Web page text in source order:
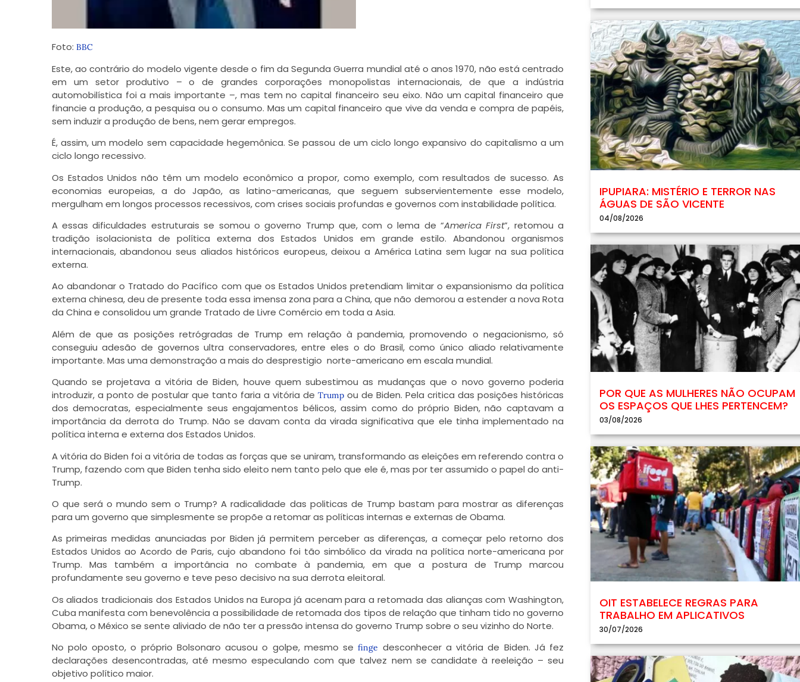
Foto: BBC
Este, ao contrário do modelo vigente desde o fim da Segunda Guerra mundial até o anos 1970, não está centrado
em um setor produtivo – o de grandes corporações monopolistas internacionais, de que a indústria
automobilística foi a mais importante –, mas tem no capital financeiro seu eixo. Não um capital financeiro que
financie a produção, a pesquisa ou o consumo. Mas um capital financeiro que vive da venda e compra de papéis,
sem induzir a produção de bens, nem gerar empregos.
É, assim, um modelo sem capacidade hegemônica. Se passou de um ciclo longo expansivo do capitalismo a um
ciclo longo recessivo.
Os Estados Unidos não têm um modelo econômico a propor, como exemplo, com resultados de sucesso. As
economias europeias, a do Japão, as latino-americanas, que seguem subservientemente esse modelo,
mergulham em longos processos recessivos, com crises sociais profundas e governos com instabilidade política.
A essas dificuldades estruturais se somou o governo Trump que, com o lema de “America First”, retomou a
tradição isolacionista de política externa dos Estados Unidos em grande estilo. Abandonou organismos
internacionais, abandonou seus aliados históricos europeus, deixou a América Latina sem lugar na sua política
externa.
Ao abandonar o Tratado do Pacífico com que os Estados Unidos pretendiam limitar o expansionismo da política
externa chinesa, deu de presente toda essa imensa zona para a China, que não demorou a estender a nova Rota
da China e consolidou um grande Tratado de Livre Comércio em toda a Asia.
Além de que as posições retrógradas de Trump em relação à pandemia, promovendo o negacionismo, só
conseguiu adesão de governos ultra conservadores, entre eles o do Brasil, como único aliado relativamente
importante. Mas uma demonstração a mais do desprestigio norte-americano em escala mundial.
Quando se projetava a vitória de Biden, houve quem subestimou as mudanças que o novo governo poderia
introduzir, a ponto de postular que tanto faria a vitória de Trumpou de Biden. Pela critica das posições históricas
dos democratas, especialmente seus engajamentos bélicos, assim como do próprio Biden, não captavam a
importância da derrota do Trump. Não se davam conta da virada significativa que ele tinha implementado na
política interna e externa dos Estados Unidos.
A vitória do Biden foi a vitória de todas as forças que se uniram, transformando as eleições em referendo contra o
Trump, fazendo com que Biden tenha sido eleito nem tanto pelo que ele é, mas por ter assumido o papel do anti-
Trump.
O que será o mundo sem o Trump? A radicalidade das politicas de Trump bastam para mostrar as diferenças
para um governo que simplesmente se propõe a retomar as políticas internas e externas de Obama.
As primeiras medidas anunciadas por Biden já permitem perceber as diferenças, a começar pelo retorno dos
Estados Unidos ao Acordo de Paris, cujo abandono foi tão simbólico da virada na política norte-americana por
Trump. Mas também a importância no combate à pandemia, em que a postura de Trump marcou
profundamente seu governo e teve peso decisivo na sua derrota eleitoral.
Os aliados tradicionais dos Estados Unidos na Europa já acenam para a retomada das alianças com Washington,
Cuba manifesta com benevolência a possibilidade de retomada dos tipos de relação que tinham tido no governo
Obama, o México se sente aliviado de não ter a pressão intensa do governo Trump sobre o seu vizinho do Norte.
No polo oposto, o próprio Bolsonaro acusou o golpe, mesmo sefinge desconhecer a vitória de Biden. Já fez
declarações desencontradas, até mesmo especulando com que talvez nem se candidate à reeleição – seu
objetivo político maior.
IPUPIARA: MISTÉRIO E TERROR NAS
ÁGUAS DE SÃO VICENTE
04/08/2026
POR QUE AS MULHERES NÃO OCUPAM
OS ESPAÇOS QUE LHES PERTENCEM?
03/08/2026
OIT ESTABELECE REGRAS PARA
TRABALHO EM APLICATIVOS
30/07/2026